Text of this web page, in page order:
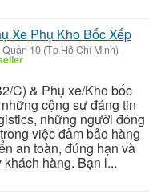
Xe Phụ Kho Bốc Xếp
Quận 10 (Tp Hồ Chí Minh) -
C) & Phụ xe/Kho bốc
cộng sự đáng tin
những người đóng
việc đảm bảo hàng
an toàn, đúng hạn và
hàng. Bạn l...